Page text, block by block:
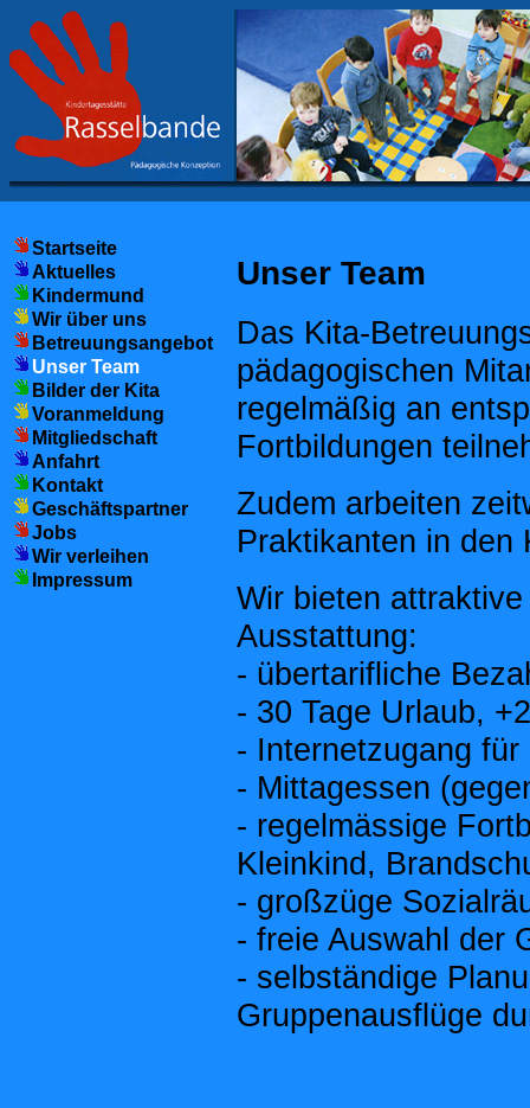
Startseite
Aktuelles
Kindermund
Wir über uns
Betreuungsangebot
Unser Team
Bilder der Kita
Voranmeldung
Mitgliedschaft
Anfahrt
Kontakt
Geschäftspartner
Jobs
Wir verleihen
Impressum
Unser Team
Das Kita-
pädagogischen
regelmäßig an
Fortbildungen
Zudem arbeiten
Praktikanten in den
Wir bieten
Ausstattung:
- übertarifliche
- 30 Tage Urlaub,
- Internetzugang
- Mittagessen
- regelmässige
Kleinkind,
- großzüge
- freie Auswahl der
- selbständige
Gruppenausflüge